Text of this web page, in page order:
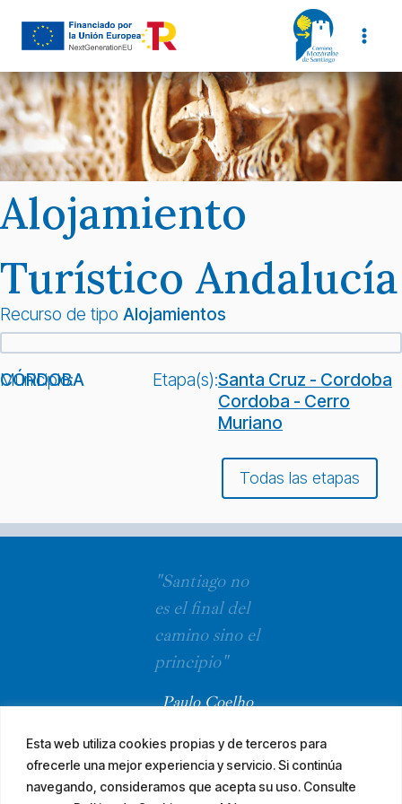
Esta web utiliza cookies propias y de terceros para
ofrecerle una mejor experiencia y servicio. Si continúa
navegando, consideramos que acepta su uso. Consulte
Alojamiento
Turístico Andalucía
Recurso de tipo Alojamientos
Municipio:
CÓRDOBA Etapa(s):Santa Cruz - Cordoba
Cordoba - Cerro
Muriano
Todas las etapas
"Santiago no
es el final del
camino sino el
principio"
Paulo Coelho